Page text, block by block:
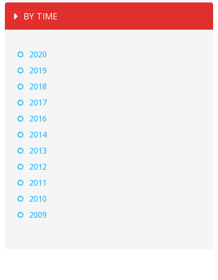
BY TIME
2020
2019
2018
2017
2016
2014
2013
2012
2011
2010
2009